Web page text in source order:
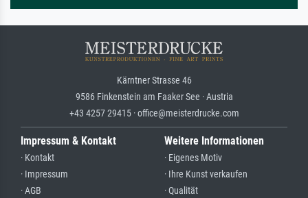
Kärntner Strasse 46
9586 Finkenstein am Faaker See · Austria
+43 4257 29415 · office@meisterdrucke.com
Impressum & Kontakt
· Kontakt
· Impressum
· AGB
Weitere Informationen
· Eigenes Motiv
· Ihre Kunst verkaufen
· Qualität